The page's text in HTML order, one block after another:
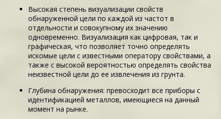
Высокая степень визуализации свойств
обнаруженной цели по каждой из частот в
отдельности и совокупному их значению
одновременно. Визуализация как цифровая, так и
графическая, что позволяет точно определять
искомые цели с известными оператору свойствами, а
также с высокой вероятностью определять свойства
неизвестной цели до ее извлечения из грунта.
Глубина обнаружения: превосходит все приборы с
идентификацией металлов, имеющиеся на данный
момент на рынке.